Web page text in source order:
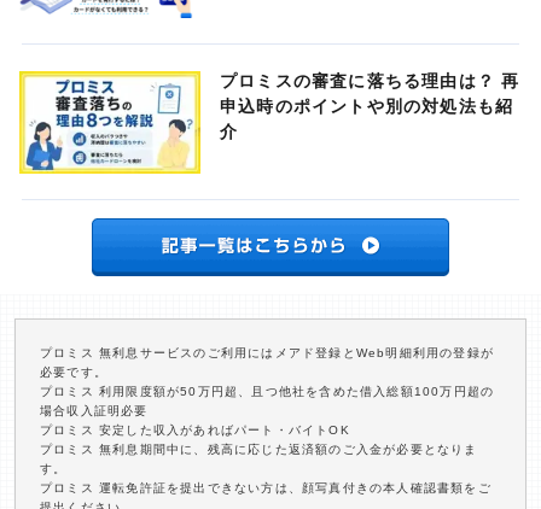
プロミスの審査に落ちる理由は？ 再
申込時のポイントや別の対処法も紹
介
プロミス 無利息サービスのご利用にはメアド登録とWeb明細利用の登録が
必要です。
プロミス 利用限度額が50万円超、且つ他社を含めた借入総額100万円超の
場合収入証明必要
プロミス 安定した収入があればパート・バイトOK
プロミス 無利息期間中に、残高に応じた返済額のご入金が必要となりま
す。
プロミス 運転免許証を提出できない方は、顔写真付きの本人確認書類をご